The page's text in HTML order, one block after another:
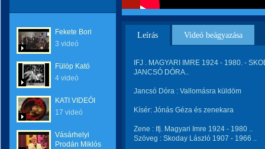
Fekete Bori
3 videó
Fülöp Kató
4 videó
KATI VIDEÓI
17 videó
Vásárhelyi
Prodán Miklós
Leírás Videó beágyazása
IFJ . MAGYARI IMRE 1924 - 1980. -
JANCSÓ DÓRA..
Jancsó Dóra : Vallomásra küldöm
Kísér: Jónás Géza és zenekara
Zene : Ifj. Magyari Imre 1924 - 1980 ..
Szöveg : Skoday László 1907 - 1966 ..